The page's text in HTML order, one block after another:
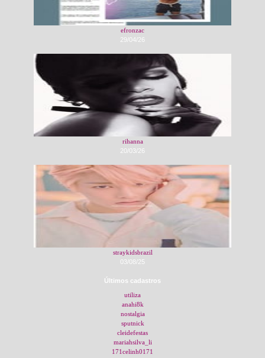
efronzac
29/04/26
rihanna
20/03/26
straykidsbrazil
03/08/25
Últimos cadastros
utiliza
anahi8k
nostalgia
sputnick
cleidefestas
mariahsilva_li
171celinh0171